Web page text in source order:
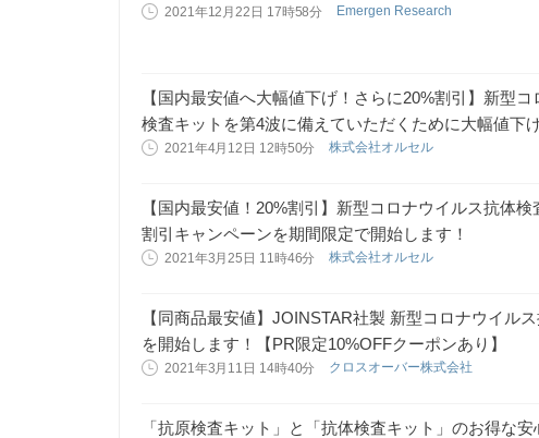
2021年12月22日 17時58分 Emergen Research
【国内最安値へ大幅値下げ！さらに20%割引】新型
検査キットを第4波に備えていただくために大幅値下
2021年4月12日 12時50分 株式会社オルセル
【国内最安値！20%割引】新型コロナウイルス抗体
割引キャンペーンを期間限定で開始します！
2021年3月25日 11時46分 株式会社オルセル
【同商品最安値】JOINSTAR社製 新型コロナウイル
を開始します！【PR限定10%OFFクーポンあり】
2021年3月11日 14時40分 クロスオーバー株式会社
「抗原検査キット」と「抗体検査キット」のお得な安